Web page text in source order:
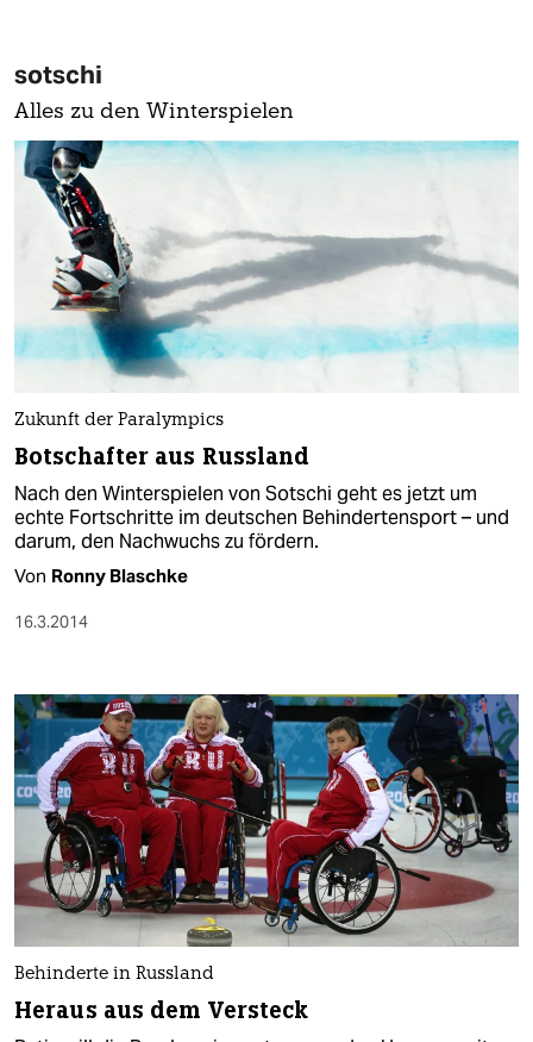
sotschi
Alles zu den Winterspielen
Zukunft der Paralympics
Botschafter aus Russland
Nach den Winterspielen von Sotschi geht es jetzt um
echte Fortschritte im deutschen Behindertensport – und
darum, den Nachwuchs zu fördern.
Von Ronny Blaschke
16.3.2014
Behinderte in Russland
Heraus aus dem Versteck